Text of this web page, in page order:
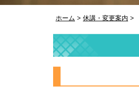
ホーム > 休講・変更案内 >